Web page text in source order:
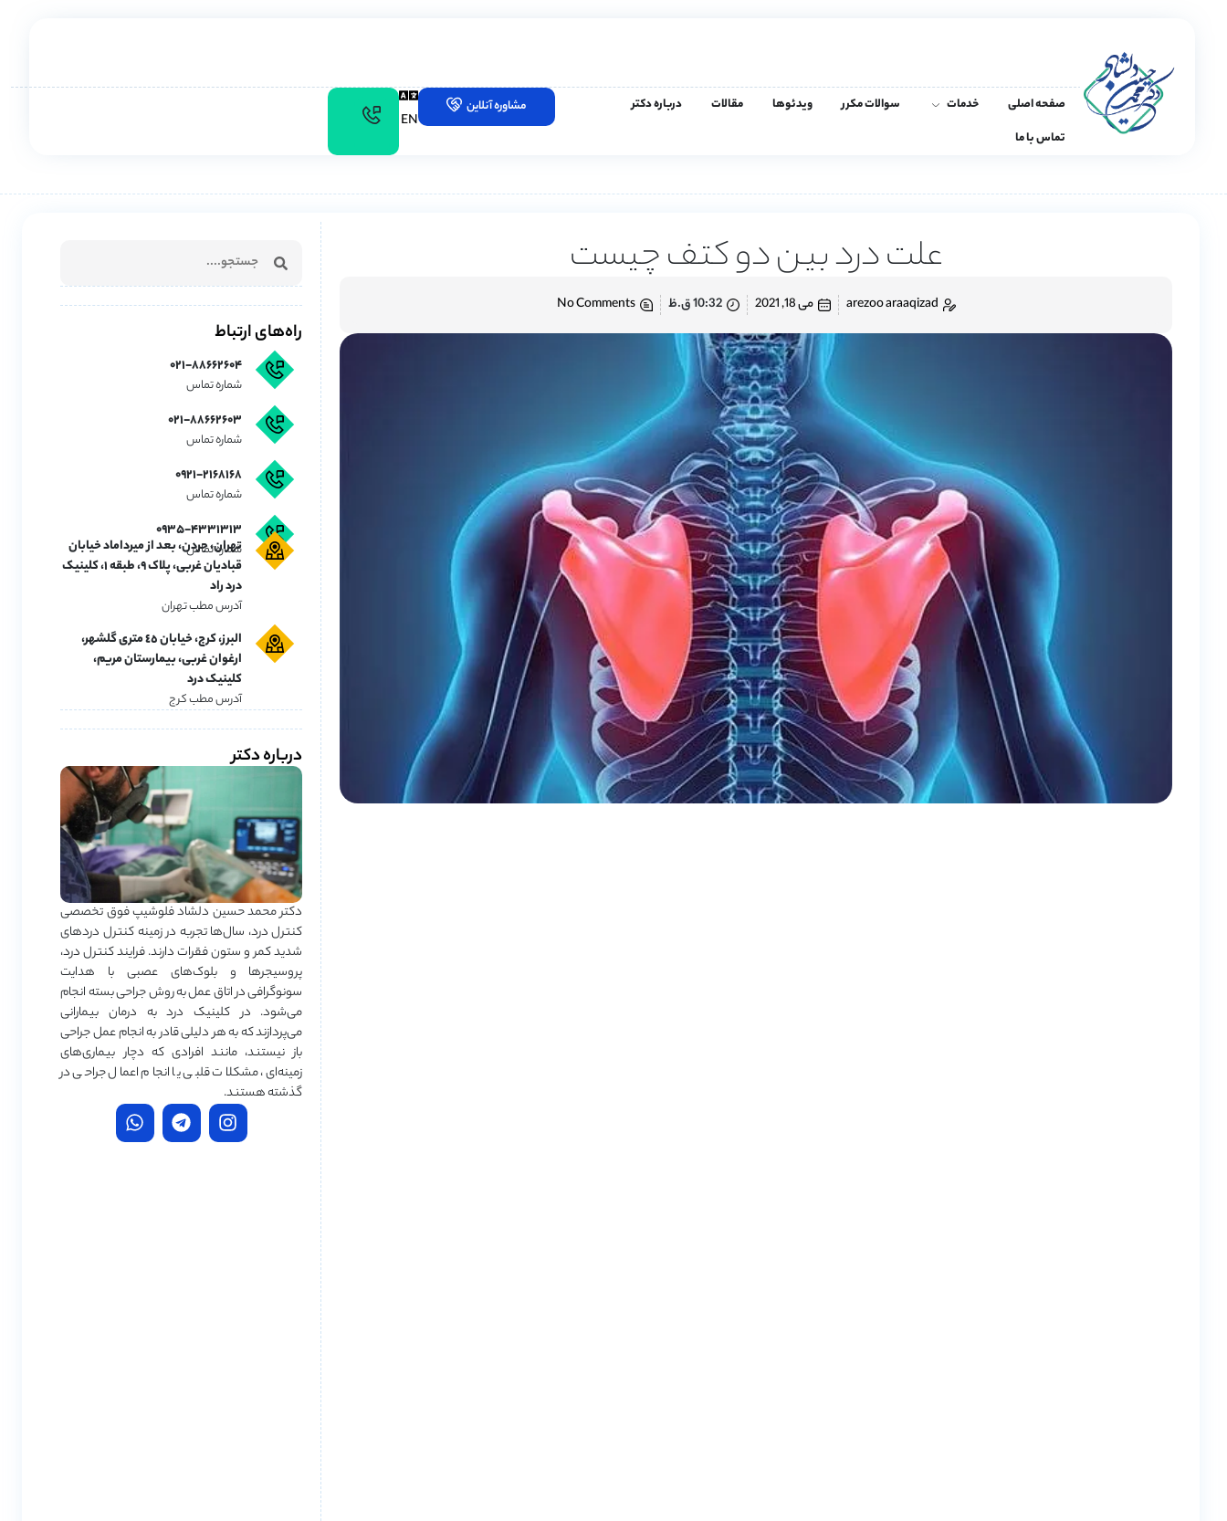
صفحه اصلی خدمات سوالات مکرر ویدئوها مقالات
درباره دکتر
تماس با ما
مشاوره آنلاین
EN
علت درد بین دو کتف چیست
arezoo araaqizad می 18, 2021 10:32 ق.ظ No Comments
راه‌های ارتباط
۰۲۱-۸۸۶۶۲۶۰۴
شماره تماس
۰۲۱-۸۸۶۶۲۶۰۳
شماره تماس
۰۹۲۱-۲۱۶۸۱۶۸
شماره تماس
۰۹۳۵-۴۳۳۱۳۱۳
شماره تماس
تهران، جردن، بعد از میرداماد خیابان
قبادیان غربی، پلاک ۹، طبقه ۱، کلینیک
درد راد
آدرس مطب تهران
البرز، کرج، خیابان ٤٥ متری گلشهر،
ارغوان غربی، بیمارستان مریم،
کلینیک درد
آدرس مطب کرج
درباره دکتر
دکتر محمد حسین دلشاد فلوشیپ فوق تخصصی
کنترل درد، سال‌ها تجربه در زمینه کنترل دردهای
شدید کمر و ستون فقرات دارند. فرایند کنترل درد،
پروسیجرها و بلوک‌های عصبی با هدایت
سونوگرافی در اتاق عمل به روش جراحی بسته انجام
می‌شود. در کلینیک درد به درمان‌ بیمارانی
می‌پردازند که به هر دلیلی قادر به انجام عمل جراحی
باز نیستند، مانند افرادی که دچار بیماری‌های
زمینه‌ای، مشکلات قلبی یا انجام اعمال جراحی در
گذشته هستند.